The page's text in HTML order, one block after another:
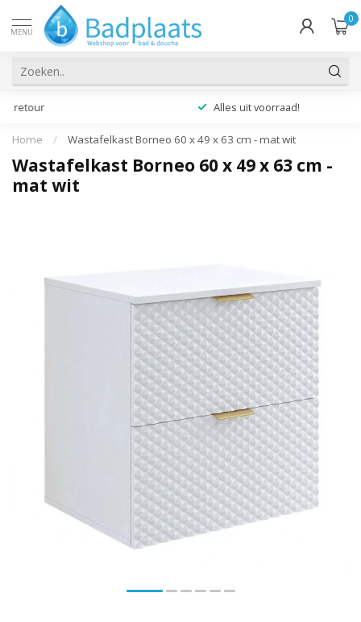
MENU
0
Alles uit voorraad!
Home / Wastafelkast Borneo 60 x 49 x 63 cm - mat wit
Wastafelkast Borneo 60 x 49 x 63 cm -
mat wit